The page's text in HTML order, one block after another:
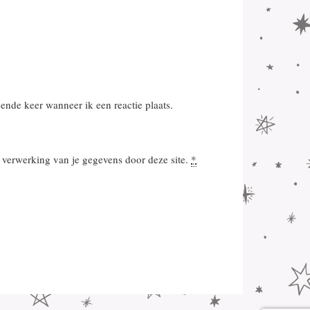
keer wanneer ik een reactie plaats.
van je gegevens door deze site. *